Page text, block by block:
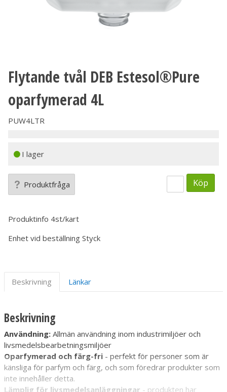
Flytande tvål DEB Estesol®Pure
oparfymerad 4L
PUW4LTR
I lager
Produktfråga Köp
Produktinfo 4st/kart
Enhet vid beställning Styck
Beskrivning Länkar
Beskrivning
Användning: Allmän användning inom industrimiljöer och
livsmedelsbearbetningsmiljöer
Oparfymerad och färg-fri - perfekt för personer som är
känsliga för parfym och färg, och som föredrar produkter som
inte innehåller detta.
Lämplig för livsmedelsanläggningar - produkten har